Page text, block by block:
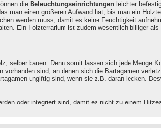
die Beleuchtungseinrichtungenleichter
man einen größeren Aufwand hat, bis man ein
werden muss, damit es keine Feuchtigkeit
Ein Holzterrarium ist zudem wesentlich billiger als
selber bauen. Denn somit lassen sich jede Menge
sind, an denen sich die Bartagamen
ungiftig sind, wenn sie z.B. daran lecken.
oder integriert sind, damit es nicht zu einem